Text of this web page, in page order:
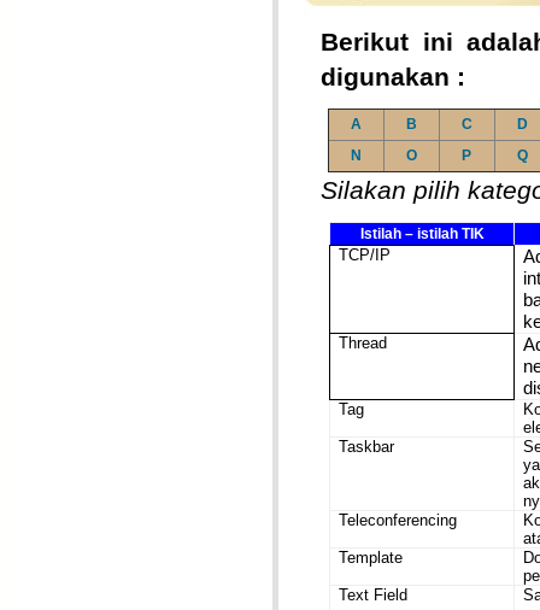
Berikut ini
digunakan :
A B C
D
N
O P Q
Silakan pilih
Istilah – istilah TIK
TCP/IP
Thread
Tag
Taskbar
Teleconferencing
Template
Text Field